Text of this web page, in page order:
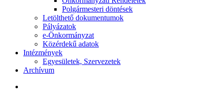
Polgármesteri döntések
Letölthető dokumentumok
Pályázatok
e-Önkormányzat
Közérdekű adatok
Intézmények
Egyesületek, Szervezetek
Archívum